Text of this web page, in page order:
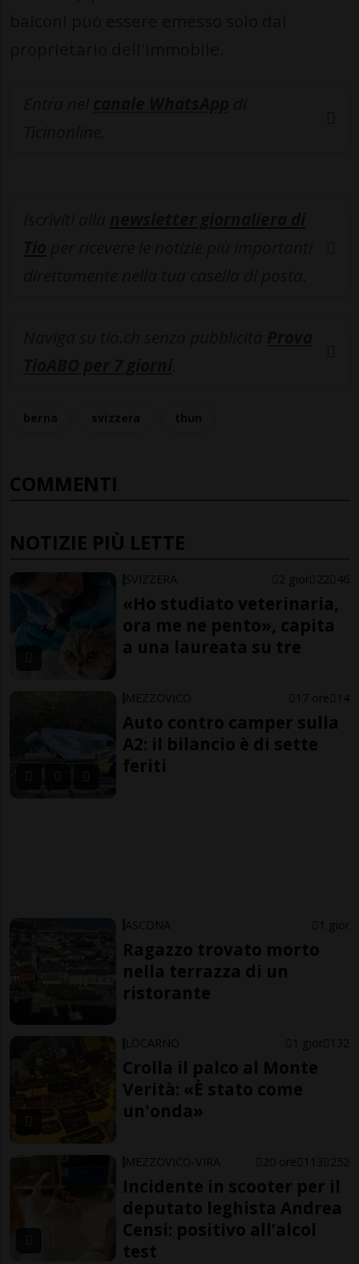
COMMENTI
NOTIZIE PIÙ LETTE
SVIZZERA 2 gior 22 46
«Ho studiato veterinaria,
ora me ne pento», capita
a una laureata su tre
MEZZOVICO 17 ore 14
Auto contro camper sulla
A2: il bilancio è di sette
feriti
ASCONA 1 gior
Ragazzo trovato morto
nella terrazza di un
ristorante
LOCARNO 1 gior 132
Crolla il palco al Monte
Verità: «È stato come
un'onda»
MEZZOVICO-VIRA 20 ore 113 252
Incidente in scooter per il
deputato leghista Andrea
Censi: positivo all’alcol
test